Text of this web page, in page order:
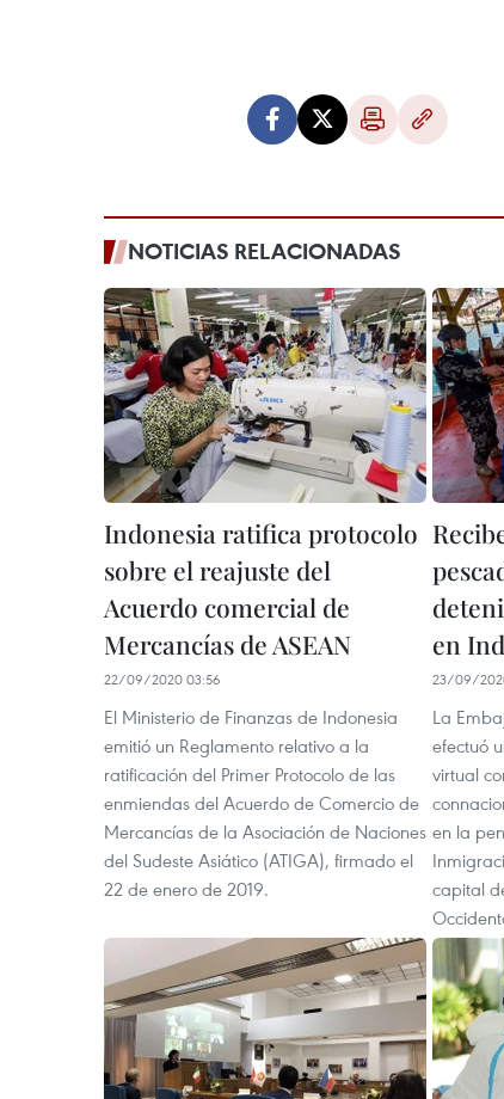
NOTICIAS RELACIONADAS
Indonesia ratifica protocolo
sobre el reajuste del
Acuerdo comercial de
Mercancías de ASEAN
22/09/2020 03:56
El Ministerio de Finanzas de Indonesia
emitió un Reglamento relativo a la
ratificación del Primer Protocolo de las
enmiendas del Acuerdo de Comercio de
Mercancías de la Asociación de Naciones
del Sudeste Asiático (ATIGA), firmado el
22 de enero de 2019.
en
23/09/
La
efectuó
virtual
en la
capital